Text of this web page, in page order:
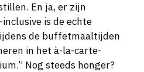
En ja, er zijn
is de echte
de buffetmaaltijden
in het à-la-carte-
Nog steeds honger?